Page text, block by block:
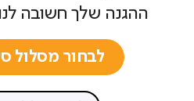
ההגנה שלך חשובה
לבחור מסלול